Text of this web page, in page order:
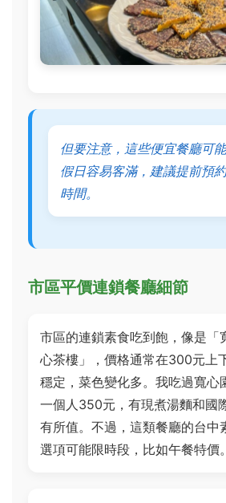
但要注意，這些便宜餐廳可
假日容易客滿，建議提前預
時間。
市區平價連鎖餐廳細節
市區的連鎖素食吃到飽，像是「
心茶樓」，價格通常在300元上
穩定，菜色變化多。我吃過寬心
一個人350元，有現煮湯麵和國
有所值。不過，這類餐廳的台中
選項可能限時段，比如午餐特價。